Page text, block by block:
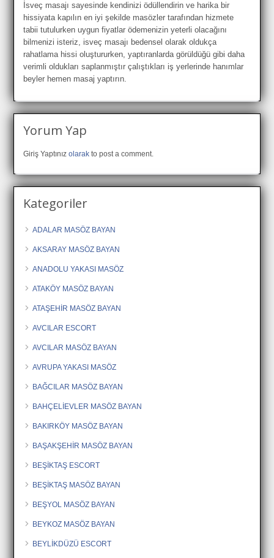
İsveç masajı sayesinde kendinizi ödüllendirin ve harika bir
hissiyata kapılın en iyi şekilde masözler tarafından hizmete
tabii tutulurken uygun fiyatlar ödemenizin yeterli olacağını
bilmenizi isteriz, isveç masajı bedensel olarak oldukça
rahatlama hissi oluştururken, yaptıranlarda görüldüğü gibi daha
verimli oldukları saplanmıştır çalıştıkları iş yerlerinde hanımlar
beyler hemen masaj yaptırın.
Yorum Yap
Giriş Yaptınızolarak to post a comment.
Kategoriler
ADALAR MASÖZ BAYAN
AKSARAY MASÖZ BAYAN
ANADOLU YAKASI MASÖZ
ATAKÖY MASÖZ BAYAN
ATAŞEHİR MASÖZ BAYAN
AVCILAR ESCORT
AVCILAR MASÖZ BAYAN
AVRUPA YAKASI MASÖZ
BAĞCILAR MASÖZ BAYAN
BAHÇELİEVLER MASÖZ BAYAN
BAKIRKÖY MASÖZ BAYAN
BAŞAKŞEHİR MASÖZ BAYAN
BEŞİKTAŞ ESCORT
BEŞİKTAŞ MASÖZ BAYAN
BEŞYOL MASÖZ BAYAN
BEYKOZ MASÖZ BAYAN
BEYLİKDÜZÜ ESCORT